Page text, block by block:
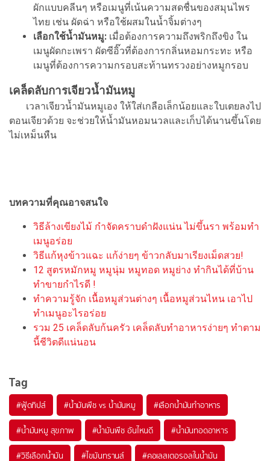
ผักแบบคลีนๆ หรือเมนูที่เน้นความสดชื่นของสมุนไพร
ไทย เช่น ผัดฉ่า หรือใช้ผสมในน้ำจิ้มต่างๆ
เลือกใช้น้ำมันหมู: เมื่อต้องการความถึงพริกถึงขิง ใน
เมนูผัดกะเพรา ผัดซีอิ๊วที่ต้องการกลิ่นหอมกระทะ หรือ
เมนูที่ต้องการความกรอบสะท้านทรวงอย่างหมูกรอบ
เคล็ดลับการเจียวน้ำมันหมู
เวลาเจียวน้ำมันหมูเอง ให้ใส่เกลือเล็กน้อยและใบเตยลงไป
ตอนเจียวด้วย จะช่วยให้น้ำมันหอมนวลและเก็บได้นานขึ้นโดย
ไม่เหม็นหืน
บทความที่คุณอาจสนใจ
วิธีล้างเขียงไม้ กำจัดคราบดำฝังแน่น ไม่ขึ้นรา พร้อมทำ
เมนูอร่อย
วิธีแก้หุงข้าวแฉะ แก้ง่ายๆ ข้าวกลับมาเรียงเม็ดสวย!
12 สูตรหมักหมู หมูนุ่ม หมูทอด หมูย่าง ทำกินได้ที่บ้าน
ทำขายกำไรดี !
ทำความรู้จัก เนื้อหมูส่วนต่างๆ เนื้อหมูส่วนไหน เอาไป
ทำเมนูอะไรอร่อย
รวม 25 เคล็ดลับก้นครัว เคล็ดลับทำอาหารง่ายๆ ทำตาม
นี้ชีวิตดีแน่นอน
Tag
#ฟู้ดทิปส์ #น้ำมันพืช vs น้ำมันหมู #เลือกน้ำมันทำอาหาร
#น้ำมันหมู สุขภาพ #น้ำมันพืช อันไหนดี #น้ำมันทอดอาหาร
#วิธีเลือกน้ำมัน #ไขมันทรานส์ #คอเลสเตอรอลในน้ำมัน